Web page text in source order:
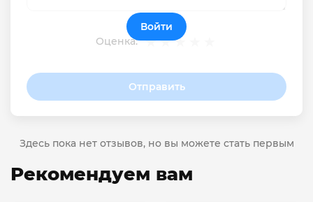
Оценка:
Отправить
Войти
Здесь пока нет отзывов, но вы можете стать первым
Рекомендуем вам